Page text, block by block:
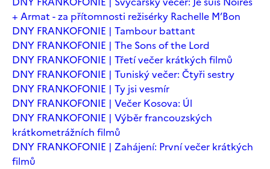
+ Armat - za přítomnosti režisérky Rachelle M’Bon
DNY FRANKOFONIE | Tambour battant
DNY FRANKOFONIE | The Sons of the Lord
DNY FRANKOFONIE | Třetí večer krátkých filmů
DNY FRANKOFONIE | Tuniský večer: Čtyři sestry
DNY FRANKOFONIE | Ty jsi vesmír
DNY FRANKOFONIE | Večer Kosova: Úl
DNY FRANKOFONIE | Výběr francouzských
krátkometrážních filmů
DNY FRANKOFONIE | Zahájení: První večer krátkých
filmů